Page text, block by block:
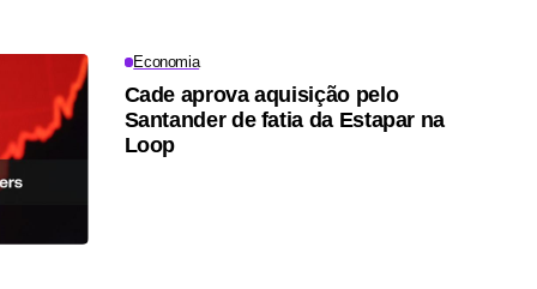
Economia
Cade aprova aquisição pelo
Santander de fatia da Estapar na
Loop